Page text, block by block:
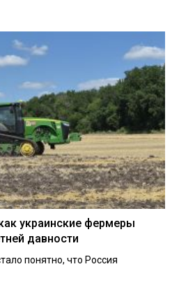
украинские фермеры
давности
понятно, что Россия